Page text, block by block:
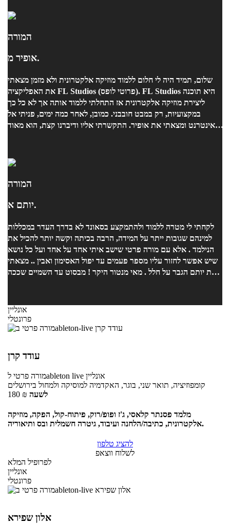
המורה
אופיר מ.
שלום, תמיד היה לי חלום ללמוד מוזיקה אלקטרונית ולא מזמן מצאתי
את האפליקציה FL Studios (פרוטי לופס). FL Studios היא תוכנה
ליצירת מוזיקה אלקטרונית אז התחלתי ללמוד אותה אך לא כל כך
במקצועיות, רק במבט חובבני. כמובן, לאחר כמה ימים, פניתי אל
האינטרנט ומצאתי את אופיר. התקשרתי אליו ודיברנו קצת, הוא מאוד
האינטרנט) השיעורים מלאים בכיף ומידע. אומנם הוא לא כל כך
את כל המידע והכלים הנחוצים ליצירת שיר חדש ומגניב לגמרי מאפס!
היוטיוב שלי "Stopkey Jr" וללחוץ על הסרטון בשם "All Alone" או
אופיר ושם לראות את השירים הכי חדשים שלו! אבל זה לא הכל, לא
רק שאופיר מלמד איך להכין שיר מקצועי וחדש, הוא גם ילמד אתכם
איך לפרסם אותו למקומות הנכונים ולהוציא את שמכם לקהל הגדול של
האינטרנט. אני לגמרי ממליץ על אופיר בחום אם אתם רוצים להתחיל
ללמוד הפקה או יצירה של מוזיקה (או שניהם!) את כל זה תלמדו
המורה
יותם א.
לקחתי לי מטרה ללמוד ולהתמקצע בסאונד לא בדרך העדר במכללות
למינהם שגובות ייתר על המידה, הרבה בכיתה וקשה יותר להכיל את
הנילמד . אלא עם מורה פרטי שישב איתי אחד על אחד ועל כל נושא
שיש אפשר לחזור עליו מספר פעמים עד יפול האסימון ואבין .. מצאתי
את יותם הגבר על חלל . מאי מנטור היקר ! מבסוט עד השמיים שככה
שאלמד עוד בזכותו. האווירה אצלו באולפן היא אווירה כפית במיוחד
אונליין
פרונטלי
עודד קרן
מורה פרטילableton live אונליין
קומפוזיציה, תואר שני, בוגר, האקדמיה למוסיקה ולמחול בירושלים
180 ₪ לשעה
מלמד פסנתר קלאסי, ג'ז ופופ/רוק, פיתוח-קול, הפקה, מוזיקה
אלקטרונית, כתיבה/הלחנה ועיבוד, גיטרה חשמלית ובס ותיאוריה.
להציג טלפון
לשלוח ווצאפ
לפרופיל המלא
אונליין
פרונטלי
אלון שפירא